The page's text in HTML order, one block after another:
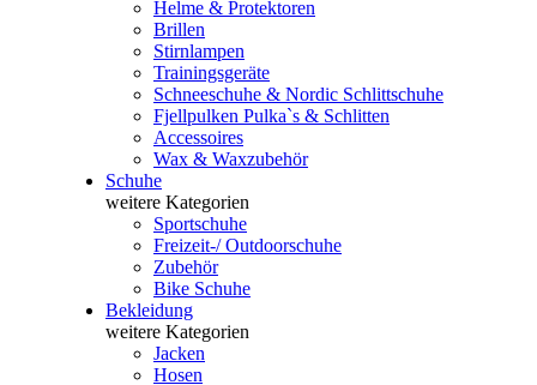
Helme & Protektoren
Brillen
Stirnlampen
Trainingsgeräte
Schneeschuhe & Nordic Schlittschuhe
Fjellpulken Pulka`s & Schlitten
Accessoires
Wax & Waxzubehör
Schuhe
weitere Kategorien
Sportschuhe
Freizeit-/ Outdoorschuhe
Zubehör
Bike Schuhe
Bekleidung
weitere Kategorien
Jacken
Hosen